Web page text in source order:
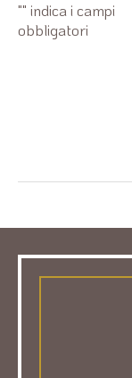
"" indica i campi
obbligatori